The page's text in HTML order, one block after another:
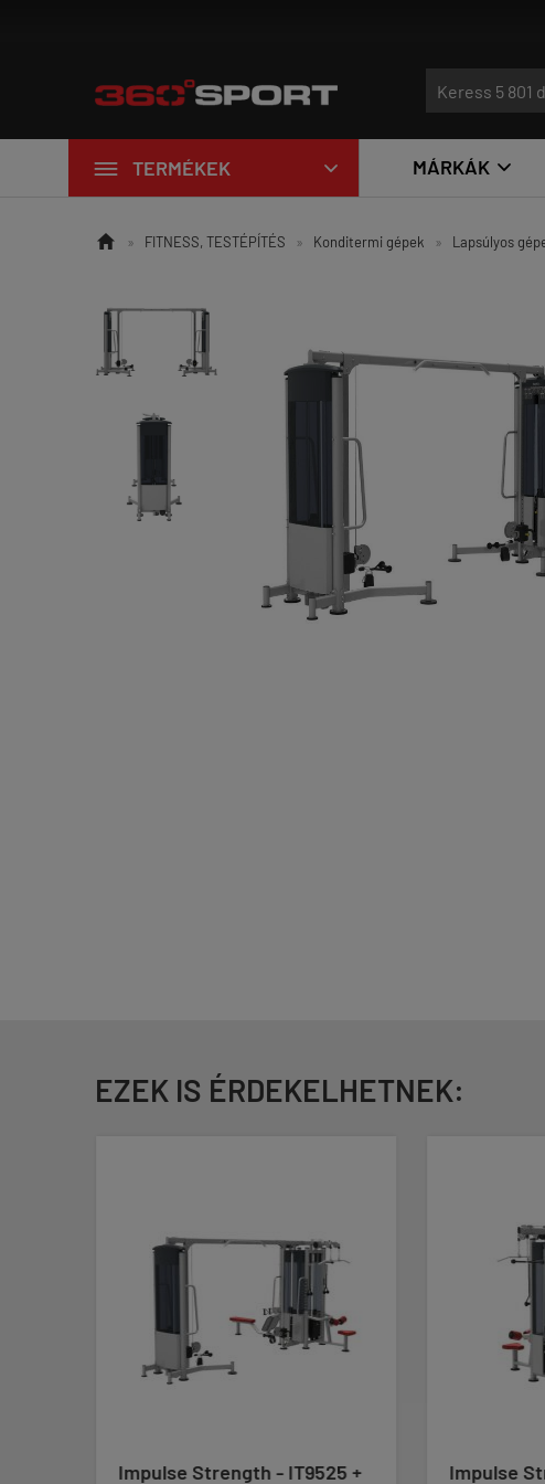
Új edzőtermi eszközök érkeztek a
 TERMÉKEK  MÁRKÁK 
 » FITNESS, TESTÉPÍTÉS » Konditermi gépek » Lapsúlyos
EZEK IS ÉRDEKELHETNEK:
Impulse Strength - IT9525 +
Impulse